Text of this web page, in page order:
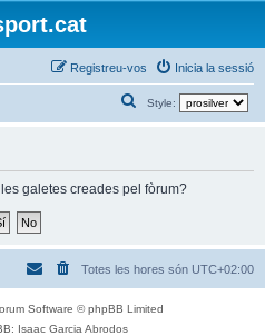
Inicia la sessió
Registreu-vos
Style:
e
galetes creades pel fòrum?
Totes les hores són UTC+02:00
Software © phpBB Limited
Isaac Garcia Abrodos